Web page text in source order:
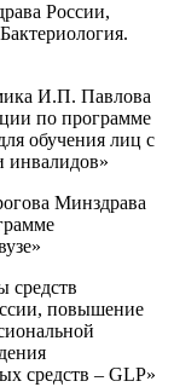
России,
И.П. Павлова
по программе
обучения лиц с
инвалидов»
Минздрава
средств
повышение
средств – GLP»